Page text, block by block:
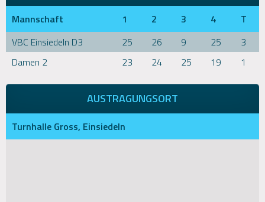
Mannschaft 1 2 3 4
T
VBC Einsiedeln D3
25 26 9 25
3
Damen 2
23 24 25 19 1
AUSTRAGUNGSORT
Turnhalle Gross, Einsiedeln